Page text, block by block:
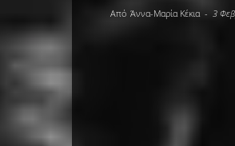
Από Άννα-Μαρία Κέκια - 3